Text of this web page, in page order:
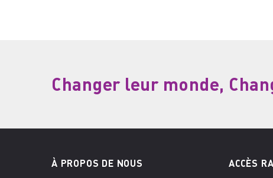
Changer leur monde,
À PROPOS DE NOUS ACCÈS